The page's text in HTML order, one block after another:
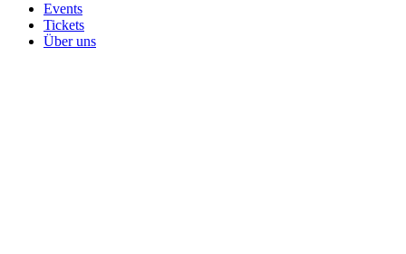
Events
Tickets
Über uns